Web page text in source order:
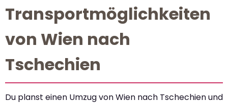
Transportmöglichkeiten
von Wien nach
Tschechien
Du planst einen Umzug von Wien nach Tschechien und